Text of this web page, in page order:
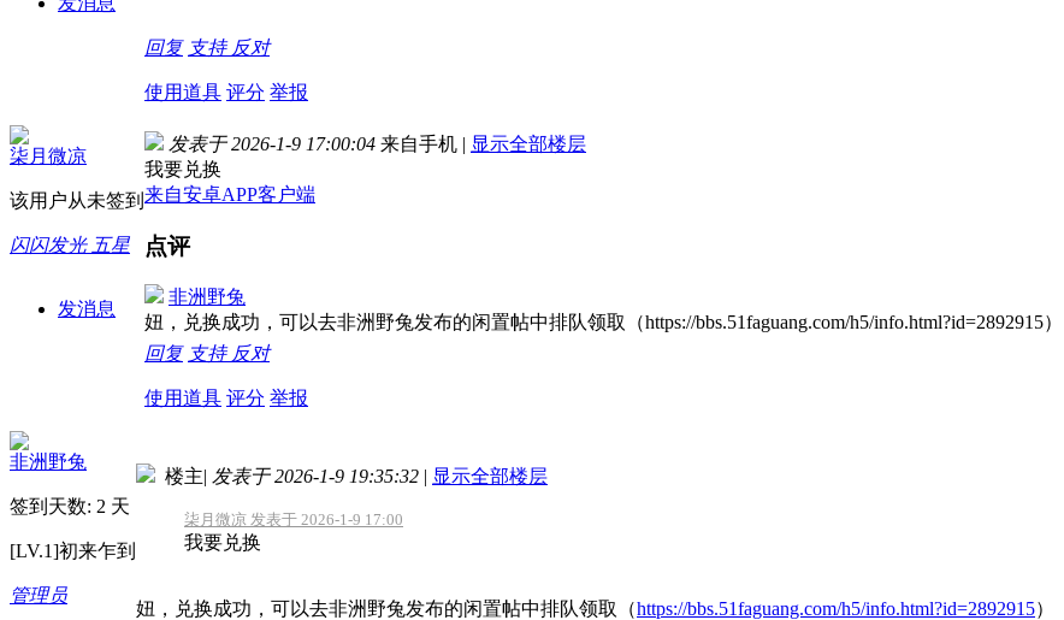
回复 支持 反对
使用道具 评分 举报
柒月微凉
该用户从未签到
闪闪发光 五星
发消息
发表于 2026-1-9 17:00:04 来自手机 | 显示全部楼层
我要兑换
来自安卓APP客户端
点评
非洲野兔
妞，兑换成功，可以去非洲野兔发布的闲置帖中排队领取（https://bbs.51faguang.com/h5/info.html?id=2892915）
回复 支持 反对
使用道具 评分 举报
非洲野兔
签到天数: 2 天
[LV.1]初来乍到
管理员
楼主| 发表于 2026-1-9 19:35:32 | 显示全部楼层
柒月微凉 发表于 2026-1-9 17:00
我要兑换
妞，兑换成功，可以去非洲野兔发布的闲置帖中排队领取（https://bbs.51faguang.com/h5/info.html?id=2892915）